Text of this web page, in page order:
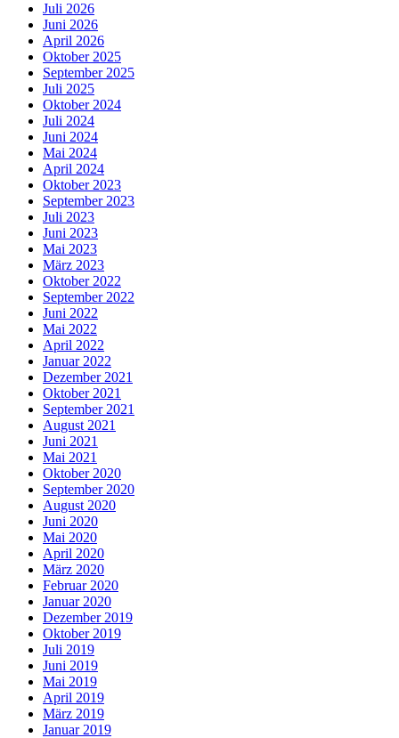
Juli 2026
Juni 2026
April 2026
Oktober 2025
September 2025
Juli 2025
Oktober 2024
Juli 2024
Juni 2024
Mai 2024
April 2024
Oktober 2023
September 2023
Juli 2023
Juni 2023
Mai 2023
März 2023
Oktober 2022
September 2022
Juni 2022
Mai 2022
April 2022
Januar 2022
Dezember 2021
Oktober 2021
September 2021
August 2021
Juni 2021
Mai 2021
Oktober 2020
September 2020
August 2020
Juni 2020
Mai 2020
April 2020
März 2020
Februar 2020
Januar 2020
Dezember 2019
Oktober 2019
Juli 2019
Juni 2019
Mai 2019
April 2019
März 2019
Januar 2019